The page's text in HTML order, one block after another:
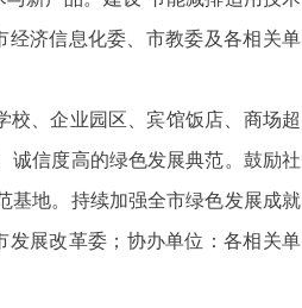
经济信息化委、市教委及各相关单
、企业园区、宾馆饭店、商场超
诚信度高的绿色发展典范。鼓励社
基地。持续加强全市绿色发展成就
发展改革委；协办单位：各相关单